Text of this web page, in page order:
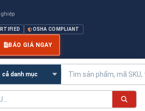
OSHA COMPLIANT
BÁO GIÁ NGAY